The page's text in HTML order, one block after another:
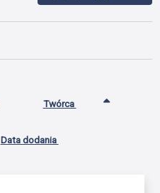
Twórca
Data dodania